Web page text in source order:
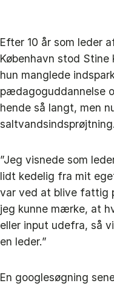
Efter 10 år som leder
København stod
hun manglede
pædagoguddannelse
hende så langt, men
saltvandsindsprøjtning.
”Jeg visnede som
lidt kedelig fra mit
var ved at blive fattig
jeg kunne mærke, at
eller input udefra, så
en leder.”
En googlesøgning